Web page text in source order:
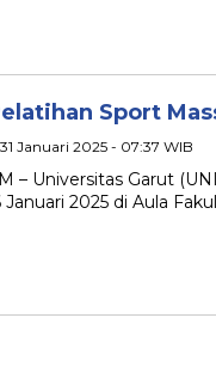
Sport
Januari 2025 - 07:37 WIB
– Universitas Garut
Januari 2025 di Aula